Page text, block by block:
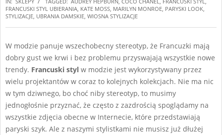
FRANCUSKI STYL UBIERANIA KATE MOSS MARILYN MONROE PARYSKI LOOK
STYLIZACJE UBRANIA DAMSKIE WIOSNA STYLIZACJE
W modzie panuje wszechobecny stereotyp, że Francuzki mają
dobry gust we krwi i bez problemu przyswajają wszystkie nowe
trendy. Francuski styl w modzie jest wykorzystywany przez
wielu projektantów w coraz to kolejnych kolekcjach. Nie ma nic
w tym dziwnego, bo choć niby stereotyp, to musimy
jednogłośnie przyznać, że często z zazdrością spoglądamy na
wszystkie zdjęcia obecne w Internecie, które przedstawiają
paryski szyk. Ale z naszymi stylistkami nie musisz już dłużej